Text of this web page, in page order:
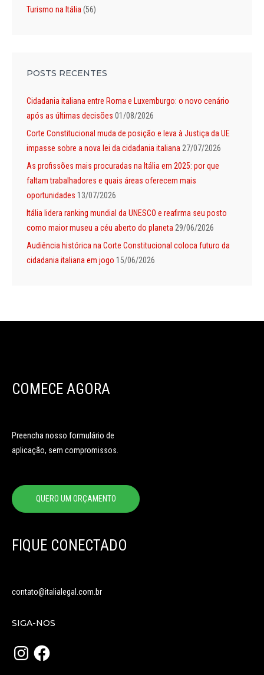
Turismo na Itália (56)
POSTS RECENTES
Cidadania italiana entre Roma e Luxemburgo: o novo cenário
após as últimas decisões 01/08/2026
Corte Constitucional muda de posição e leva à Justiça da UE
impasse sobre a nova lei da cidadania italiana 27/07/2026
As profissões mais procuradas na Itália em 2025: por que
faltam trabalhadores e quais áreas oferecem mais
oportunidades 13/07/2026
Itália lidera ranking mundial da UNESCO e reafirma seu posto
como maior museu a céu aberto do planeta 29/06/2026
Audiência histórica na Corte Constitucional coloca futuro da
cidadania italiana em jogo 15/06/2026
COMECE AGORA
Preencha nosso formulário de
aplicação, sem compromissos.
QUERO UM ORÇAMENTO
FIQUE CONECTADO
contato@italialegal.com.br
SIGA-NOS
InstagramFacebook